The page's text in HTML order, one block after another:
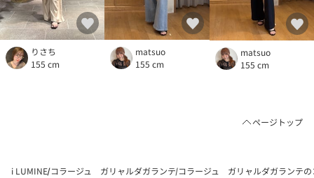
りさち
155 cm
matsuo
155 cm
matsuo
155 cm
ページトップ
i LUMINE コラージュ ガリャルダガランテ コラージュ ガリャルダガランテ